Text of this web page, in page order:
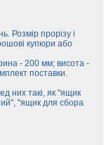
Розмір прорізу і
купюри або
- 200 мм; висота -
поставки.
них такі, як "ящик
"ящик для сбора